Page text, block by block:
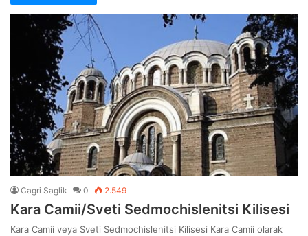
Cagri Saglik 0 2.549
Kara Camii/Sveti Sedmochislenitsi Kilisesi
Kara Camii veya Sveti Sedmochislenitsi Kilisesi Kara Camii olarak